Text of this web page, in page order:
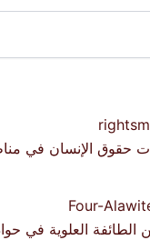
حقوق الإنسان في
الطائفة العلوية في